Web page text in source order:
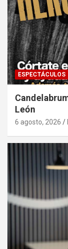
ESPECTÁCULOS
León
6 agosto, 2026